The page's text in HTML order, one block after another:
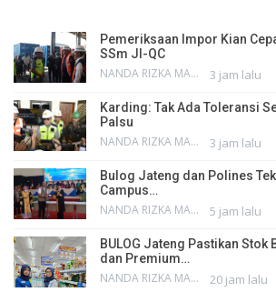
Pemeriksaan Impor Kian
SSm JI-QC
NANDA RIZKA MAHENDRA 3 jam lalu
Karding: Tak Ada Toleransi
Palsu
NANDA RIZKA MAHENDRA 3 jam lalu
Bulog Jateng dan Polines
Campus…
NANDA RIZKA MAHENDRA 5 jam lalu
BULOG Jateng Pastikan Stok
dan Premium…
NANDA RIZKA MAHENDRA 20 jam lalu